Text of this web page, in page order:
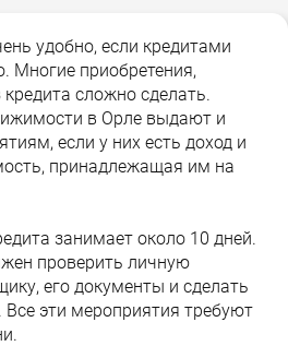
удобно, если кредитами
Многие приобретения,
сложно сделать.
в Орле выдают и
если у них есть доход и
принадлежащая им на
занимает около 10 дней.
проверить личную
его документы и сделать
эти мероприятия требуют